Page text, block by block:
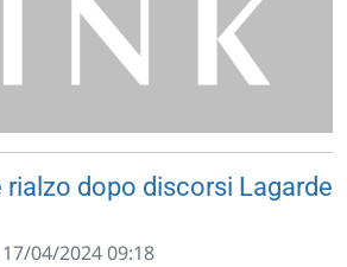
dopo discorsi Lagarde
04/2024 09:18